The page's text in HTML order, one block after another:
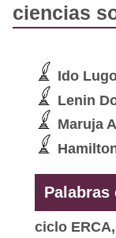
ciencias
Ido
Lenin
Maruja
Palabras
ciclo ERCA,